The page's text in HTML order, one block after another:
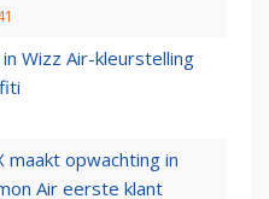
Wizz Air-kleurstelling
maakt opwachting in
Air eerste klant